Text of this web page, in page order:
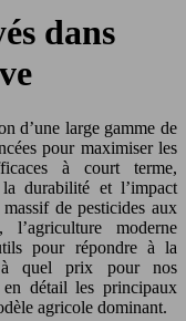
dans
pour maximiser les
à court terme,
durabilité et l’impact
de pesticides aux
l’agriculture moderne
pour répondre à la
à quel prix pour nos
en détail les principaux
agricole dominant.